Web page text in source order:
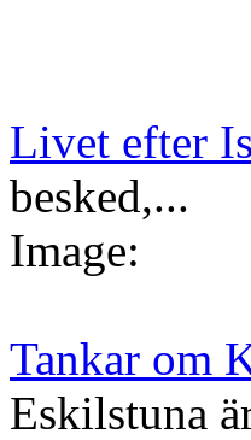
Livet efter
besked,...
Image:
Tankar om
Eskilstuna